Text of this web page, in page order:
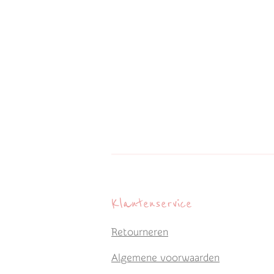
Klantenservice
Retourneren
Algemene voorwaarden